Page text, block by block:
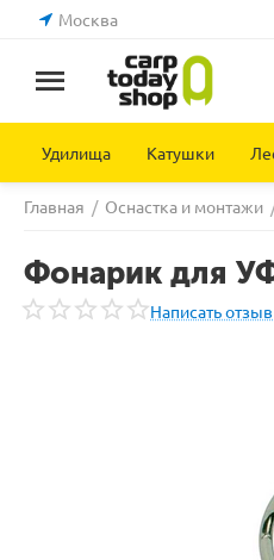
Москва
Удилища Катушки
Главная / Оснастка и монтажи
Фонарик для
Написать отзыв